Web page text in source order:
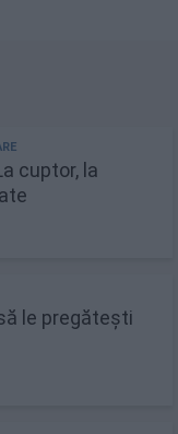
cuptor, la
le pregătești